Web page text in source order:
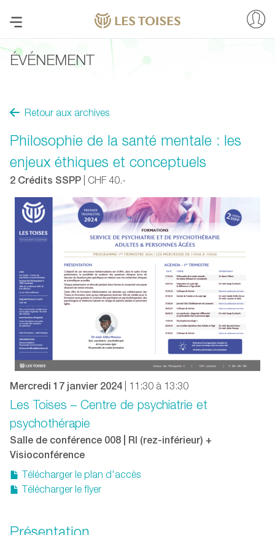
ÉVÉNEMENT
Retour aux archives
Philosophie de la santé mentale : les
enjeux éthiques et conceptuels
2 Crédits SSPP | CHF 40.-
Mercredi 17 janvier 2024 | 11:30 à 13:30
Les Toises – Centre de psychiatrie et
psychothérapie
Salle de conférence 008 | RI (rez-inférieur) +
Visioconférence
Télécharger le plan d'accès
Télécharger le flyer
Présentation